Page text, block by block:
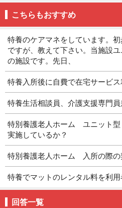
こちらもおすすめ
特養のケアマネをしています。
ですが、教えて下さい。当施設
の施設です。先日、
特養入所後に自費で在宅サービス
特養生活相談員、介護支援専門
特別養護老人ホーム ユニット
実施しているか？
特別養護老人ホーム 入所の際の
特養でマットのレンタル料を利用
回答一覧